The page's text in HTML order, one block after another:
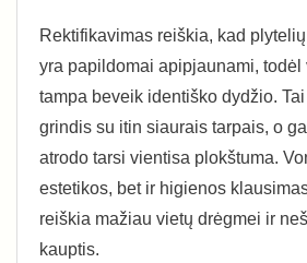
Rektifikavimas reiškia, kad
yra papildomai apipjaunami, todėl
tampa beveik identiško dydžio.
grindis su itin siaurais tarpais, o
atrodo tarsi vientisa plokštuma.
estetikos, bet ir higienos
reiškia mažiau vietų drėgmei ir
kauptis.